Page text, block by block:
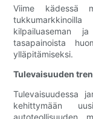
Viime kädessä
kilpailuaseman ja
tasapainoista
ylläpitämiseksi.
Tulevaisuuden
Tulevaisuudessa
kehittymään